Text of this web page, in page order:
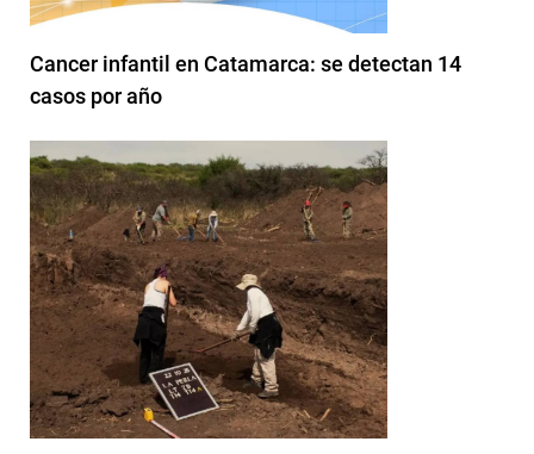
Cancer infantil en Catamarca: se detectan 14
casos por año